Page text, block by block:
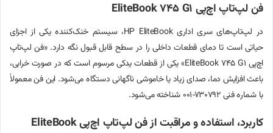
فن لپ‌تاپ اچ‌پی EliteBook 745 G1
در لپ‌تاپ‌های سری اداری HP EliteBook، سیستم خنک‌کننده یکی از اجزای
حیاتی است تا دمای قطعات داخلی را در سطح قابل قبول نگه دارد. «فن لپ‌تاپ
اچ‌پی EliteBook 745 G1» یکی از قطعات یدکی مرسوم است که در صورت خرابی،
باعث افزایش دما، صدای زیاد یا خاموشی ناگهانی دستگاه می‌شود. این فن معمولاً
با شماره فنی 730792‑001 شناخته می‌شود.
کاربرد، استفاده و مراقبت از فن لپ‌تاپ اچ‌پی EliteBook